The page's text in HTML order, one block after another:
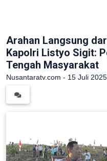
Arahan Langsung
Kapolri Listyo Sigit:
Tengah Masyarakat
Nusantaratv.com - 15 Juli 2025